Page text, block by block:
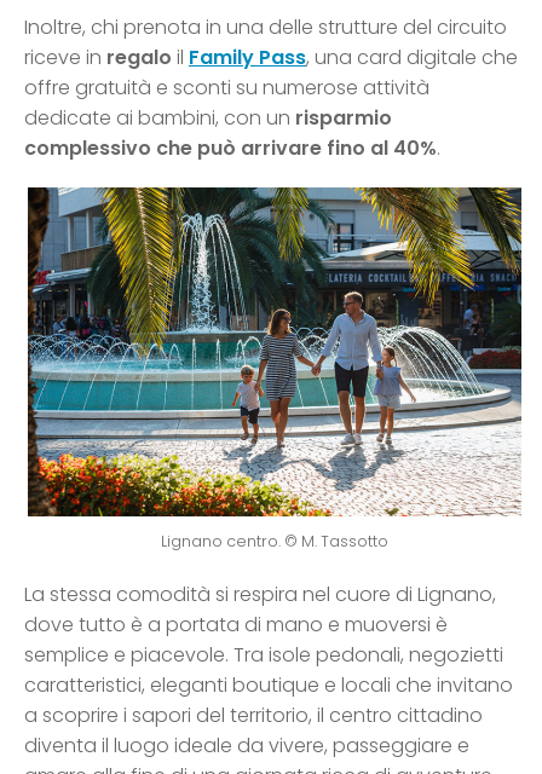
Inoltre, chi prenota in una delle strutture del circuito
riceve in regalo il Family Pass, una card digitale che
offre gratuità e sconti su numerose attività
dedicate ai bambini, con un risparmio
complessivo che può arrivare fino al 40%.
Lignano centro. © M. Tassotto
La stessa comodità si respira nel cuore di Lignano,
dove tutto è a portata di mano e muoversi è
semplice e piacevole. Tra isole pedonali, negozietti
caratteristici, eleganti boutique e locali che invitano
a scoprire i sapori del territorio, il centro cittadino
diventa il luogo ideale da vivere, passeggiare e